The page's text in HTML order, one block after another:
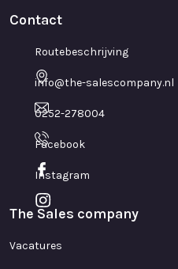
Contact
Routebeschrijving
info@the-salescompany.nl
0252-278004
Facebook
Instagram
The Sales company
Vacatures